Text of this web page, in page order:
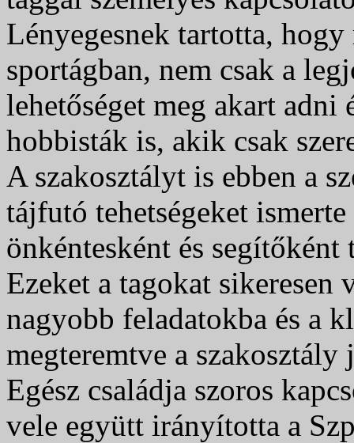
Lényegesnek tartotta,
sportágban, nem csak a
lehetőséget meg akart adni
hobbisták is, akik csak
A szakosztályt is ebben a
tájfutó tehetségeket
önkéntesként és
Ezeket a tagokat sikeresen
nagyobb feladatokba és a
megteremtve a szakosztály
Egész családja szoros
vele együtt irányította a